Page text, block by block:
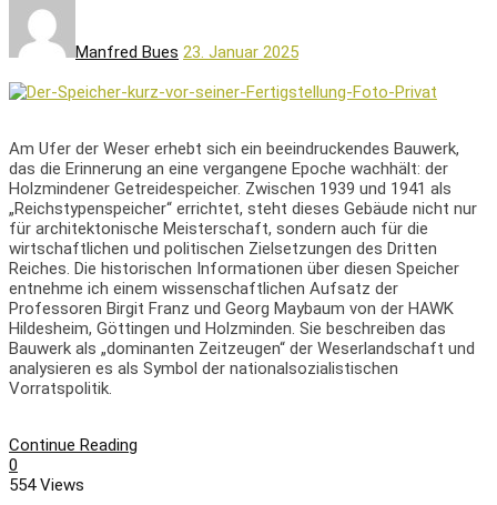
Manfred Bues 23. Januar 2025
Am Ufer der Weser erhebt sich ein beeindruckendes Bauwerk,
das die Erinnerung an eine vergangene Epoche wachhält: der
Holzmindener Getreidespeicher. Zwischen 1939 und 1941 als
„Reichstypenspeicher“ errichtet, steht dieses Gebäude nicht nur
für architektonische Meisterschaft, sondern auch für die
wirtschaftlichen und politischen Zielsetzungen des Dritten
Reiches. Die historischen Informationen über diesen Speicher
entnehme ich einem wissenschaftlichen Aufsatz der
Professoren Birgit Franz und Georg Maybaum von der HAWK
Hildesheim, Göttingen und Holzminden. Sie beschreiben das
Bauwerk als „dominanten Zeitzeugen“ der Weserlandschaft und
analysieren es als Symbol der nationalsozialistischen
Vorratspolitik.
Continue Reading
0
554 Views